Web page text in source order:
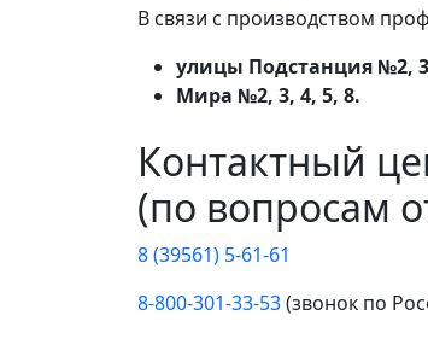
В связи с производством
улицы Подстанция №2,
Мира №2, 3, 4, 5, 8.
Контактный
(по вопросам
8 (39561) 5-61-61
8-800-301-33-53(звонок по